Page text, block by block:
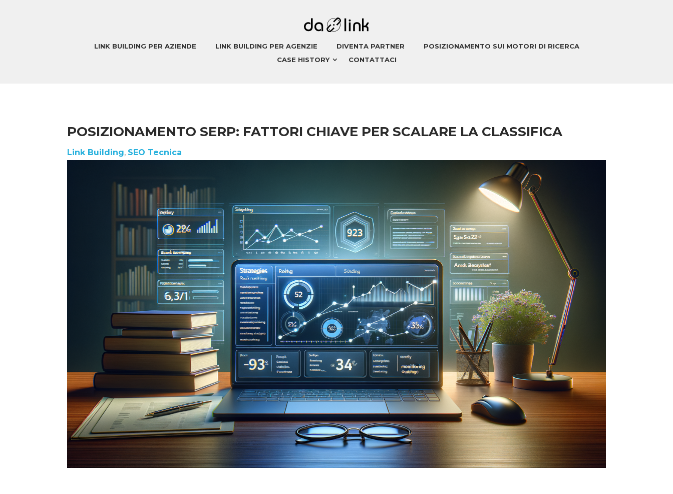
LINK BUILDING PER AZIENDE LINK BUILDING PER AGENZIE DIVENTA PARTNER
POSIZIONAMENTO SUI MOTORI DI RICERCA
CASE HISTORY
CONTATTACI
POSIZIONAMENTO SERP: FATTORI CHIAVE PER SCALARE LA CLASSIFICA
Link Building, SEO Tecnica